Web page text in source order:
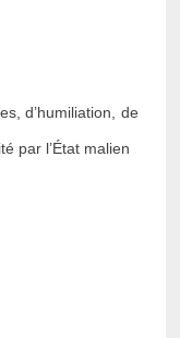
d’humiliation, de
par l’État malien